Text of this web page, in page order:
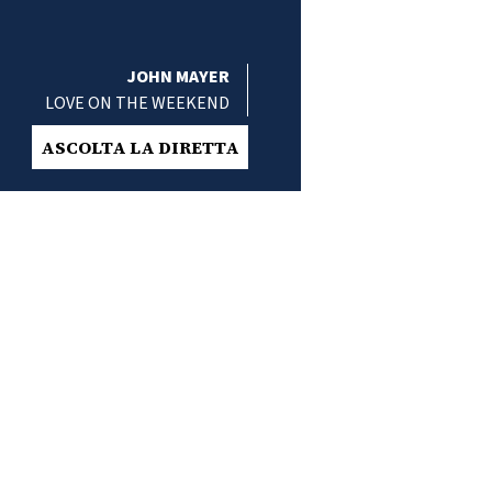
JOHN MAYER
LOVE ON THE WEEKEND
ASCOLTA LA DIRETTA